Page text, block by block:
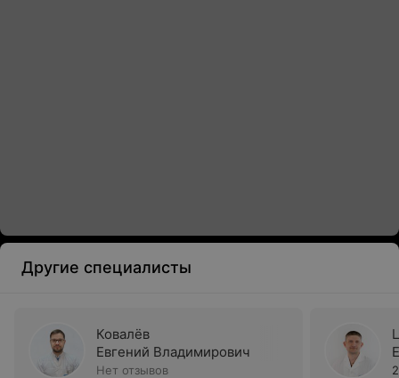
Другие специалисты
Ковалёв
Евгений Владимирович
Нет отзывов